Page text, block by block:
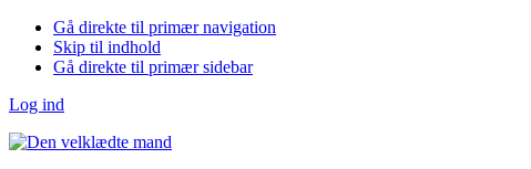
Gå direkte til primær navigation
Skip til indhold
Gå direkte til primær sidebar
Log ind